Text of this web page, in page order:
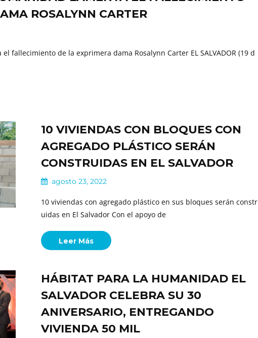
ROSALYNN CARTER
fallecimiento de la exprimera dama Rosalynn Carter EL SALVADOR (19 d
10 VIVIENDAS CON BLOQUES CON
AGREGADO PLÁSTICO SERÁN
CONSTRUIDAS EN EL SALVADOR
agosto 23, 2022
10 viviendas con agregado plástico en sus bloques serán constr
uidas en El Salvador Con el apoyo de
Leer Más
HÁBITAT PARA LA HUMANIDAD EL
SALVADOR CELEBRA SU 30
ANIVERSARIO, ENTREGANDO
VIVIENDA 50 MIL